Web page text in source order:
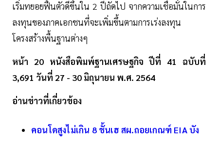
เริ่มทยอยฟื้นตัวดีขึ้นใน 2 ปีถัดไป จากความเชื่อมั่นในการ
ลงทุนของภาคเอกชนที่จะเพิ่มขึ้นตามการเร่งลงทุน
โครงสร้างพื้นฐานต่างๆ
หน้า 20 หนังสือพิมพ์ฐานเศรษฐกิจ ปีที่ 41 ฉบับที่
3,691 วันที่ 27 - 30 มิถุนายน พ.ศ. 2564
อ่านข่าวที่เกี่ยวข้อง
คอนโดสูงไม่เกิน 8 ชั้นเฮ สผ.ถอยเกณฑ์ EIA บัง